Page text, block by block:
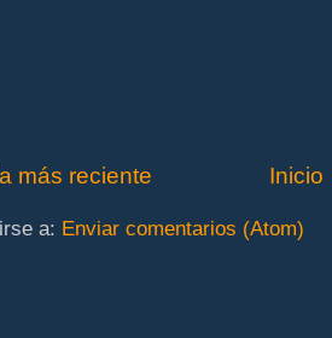
más reciente Inicio
a: Enviar comentarios (Atom)